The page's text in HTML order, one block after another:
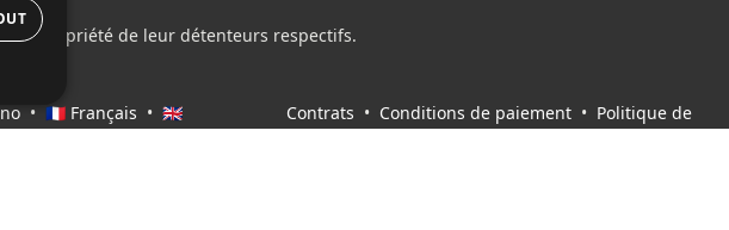
la propriété de leur détenteurs respectifs.
• 🇫🇷 Français • 🇬🇧
Contrats • Conditions de paiement • Politique de